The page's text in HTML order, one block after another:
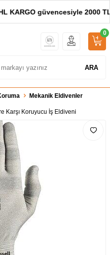
KARGO güvencesiyle 2000 TL
ARA
0
Mekanik Eldivenler
Karşı Koruyucu İş Eldiveni